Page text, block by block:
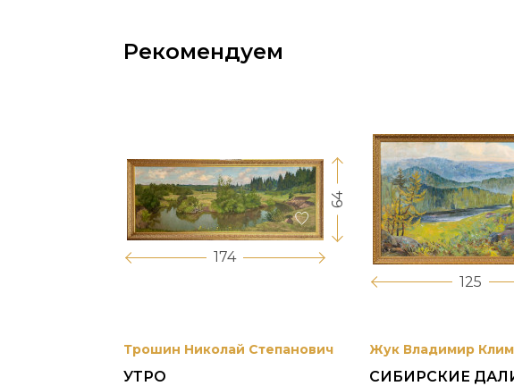
Рекомендуем
174
64
Трошин Николай Степанович
УТРО
125
Жук Владимир
СИБИРСКИЕ